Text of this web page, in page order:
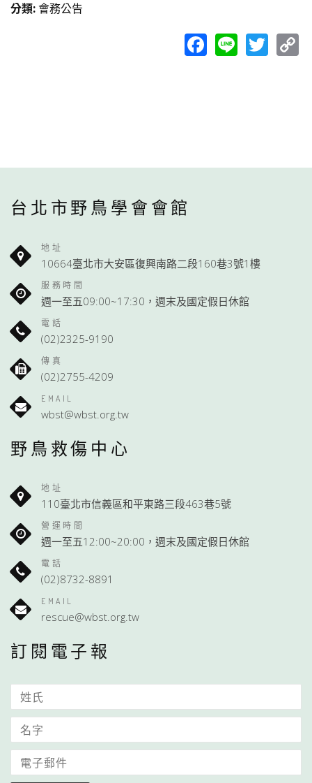
分類:會務公告
Facebook
Line
台北市野鳥學會會館
地址
10664臺北市大安區復興南路二段160巷3號1樓
服務時間
週一至五09:00~17:30，週末及國定假日休館
電話
(02)2325-9190
傳真
(02)2755-4209
EMAIL
wbst@wbst.org.tw
野鳥救傷中心
地址
110臺北市信義區和平東路三段463巷5號
營運時間
週一至五12:00~20:00，週末及國定假日休館
電話
(02)8732-8891
EMAIL
rescue@wbst.org.tw
訂閱電子報